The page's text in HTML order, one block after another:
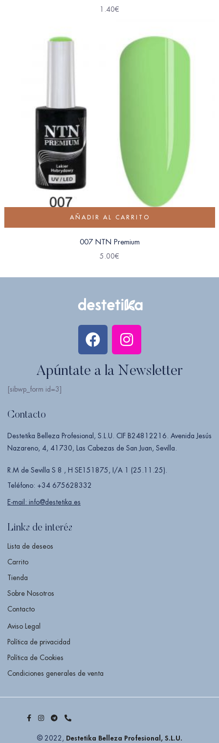
1.40€
AÑADIR AL CARRITO
007 NTN Premium
5.00€
Apúntate a la Newsletter
[sibwp_form id=3]
Contacto
Destetika Belleza Profesional, S.L.U. CIF B24812216. Avenida Jesús
Nazareno, 4, 41730, Las Cabezas de San Juan, Sevilla.
R.M de Sevilla S 8 , H SE151875, I/A 1 (25.11.25).
Teléfono: +34 675628332
E-mail: info@destetika.es
Links de interés
Lista de deseos
Carrito
Tienda
Sobre Nosotros
Contacto
Aviso Legal
Política de privacidad
Política de Cookies
Condiciones generales de venta
© 2022, Destetika Belleza Profesional, S.L.U.